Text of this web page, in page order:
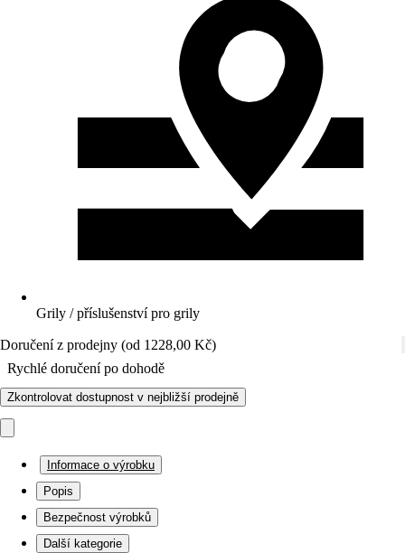
Grily / příslušenství pro grily
Doručení z prodejny (od 1228,00 Kč)
Rychlé doručení po dohodě
Zkontrolovat dostupnost v nejbližší prodejně
Informace o výrobku
Popis
Bezpečnost výrobků
Další kategorie